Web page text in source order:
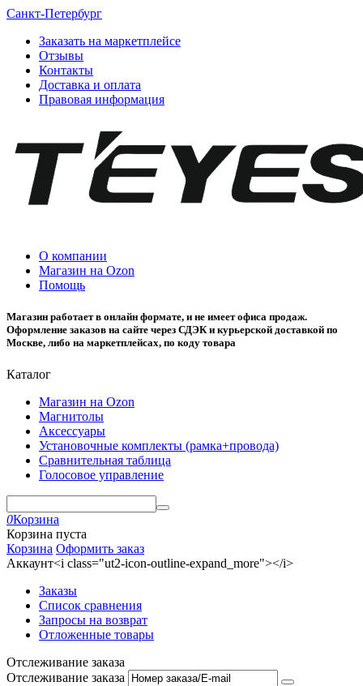
Санкт-Петербург
Заказать на маркетплейсе
Отзывы
Контакты
Доставка и оплата
Правовая информация
О компании
Магазин на Ozon
Помощь
Магазин работает в онлайн формате, и не имеет офиса продаж.
Оформление заказов на сайте через СДЭК и курьерской доставкой по
Москве, либо на маркетплейсах, по коду товара
Каталог
Магазин на Ozon
Магнитолы
Аксессуары
Установочные комплекты (рамка+провода)
Сравнительная таблица
Голосовое управление
0Корзина
Корзина пуста
Корзина Оформить заказ
Аккаунт<i class="ut2-icon-outline-expand_more"></i>
Заказы
Список сравнения
Запросы на возврат
Отложенные товары
Отслеживание заказа
Отслеживание заказа